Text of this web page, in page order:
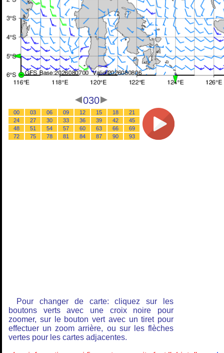
030
00 03 06 09 12 15 18
21
24
27 30 33 36 39 42
45
48
51 54 57 60 63 66
69
72
75 78 81 84 87 90 93
Pour changer de carte: cliquez sur les
boutons verts avec une croix noire pour
zoomer, sur le bouton vert avec un tiret pour
effectuer un zoom arrière, ou sur les flèches
vertes pour les cartes adjacentes.